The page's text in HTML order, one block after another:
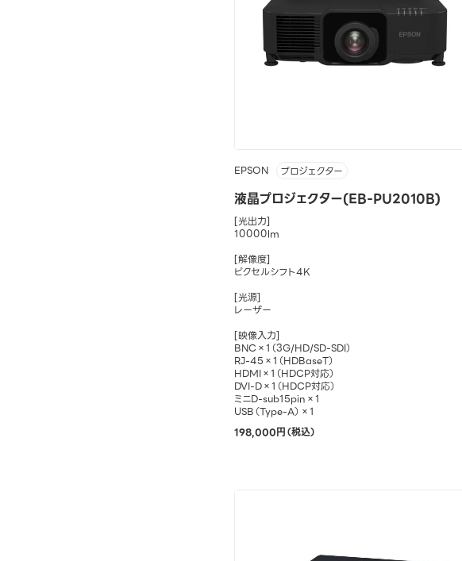
EPSON プロジェクター
液晶プロジェクター(EB-PU2010B)
[光出力]
10000lm
[解像度]
ピクセルシフト4K
[光源]
レーザー
[映像入力]
BNC×1（3G/HD/SD-SDI）
RJ-45×1（HDBaseT）
HDMI×1（HDCP対応）
DVI-D×1（HDCP対応）
ミニD-sub15pin×1
USB（Type-A）×1
198,000円（税込）